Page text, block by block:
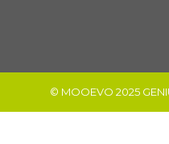
© MOOEVO 2025